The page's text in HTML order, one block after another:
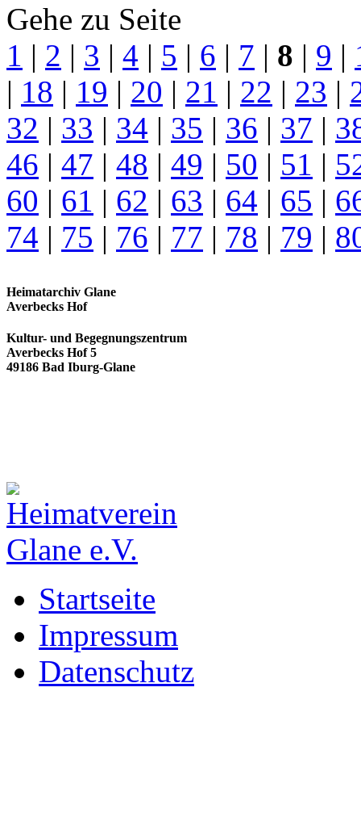
Gehe zu Seite
1 | 2 | 3 | 4 | 5 | 6 | 7 | 8 | 9 |
| 18 | 19 | 20 | 21 | 22 | 23 |
32 | 33 | 34 | 35 | 36 | 37 |
46 | 47 | 48 | 49 | 50 | 51 |
60 | 61 | 62 | 63 | 64 | 65 |
74 | 75 | 76 | 77 | 78 | 79 |
Heimatarchiv Glane
Averbecks Hof
Kultur- und Begegnungszentrum
Averbecks Hof 5
49186 Bad Iburg-Glane
Startseite
Impressum
Datenschutz